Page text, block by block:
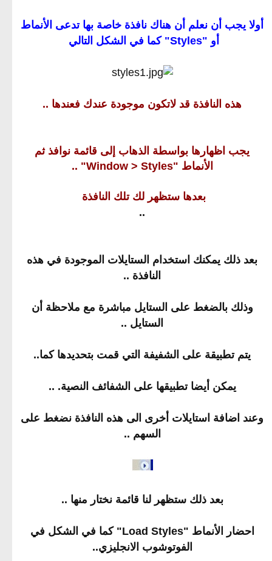
أولا يجب أن نعلم أن هناك نافذة خاصة بها تدعى الأنماط
أو "Styles" كما في الشكل التالي
هذه النافذة قد لاتكون موجودة عندك فعندها ..
يجب اظهارها بواسطة الذهاب إلى قائمة نوافذ ثم
الأنماط "Window > Styles" ..
بعدها ستظهر لك تلك النافذة
..
بعد ذلك يمكنك استخدام الستايلات الموجودة في هذه
النافذة ..
وذلك بالضغط على الستايل مباشرة مع ملاحظة أن
الستايل ..
يتم تطبيقة على الشفيفة التي قمت بتحديدها كما..
يمكن أيضا تطبيقها على الشفائف النصية. ..
وعند اضافة استايلات أخرى الى هذه النافذة نضغط على
السهم ..
بعد ذلك ستظهر لنا قائمة نختار منها ..
احضار الأنماط "Load Styles" كما في الشكل في
الفوتوشوب الانجليزي..